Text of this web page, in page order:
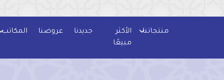
منتجاتنا
الأكثر
مبيعًا
جديدنا عروضنا المكاتب